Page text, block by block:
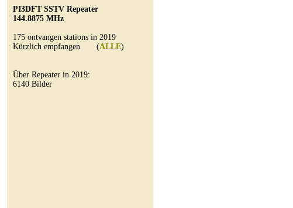
PI3DFT SSTV Repeater
144.8875 MHz
175 ontvangen stations in 2019
Kürzlich empfangen (ALLE)
Über Repeater in 2019:
6140 Bilder